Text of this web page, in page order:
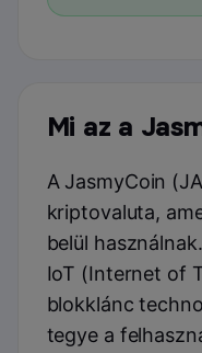
Mi az a
A JasmyCoin
kriptovaluta,
belül
IoT (Internet of
blokklánc
tegye a